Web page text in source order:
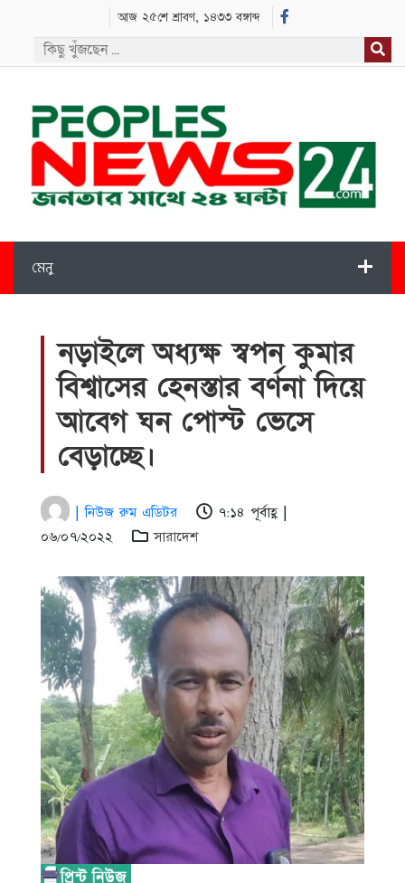
আজ ২৫শে শ্রাবণ, ১৪৩৩ বঙ্গাব্দ
মেনু
নড়াইলে অধ্যক্ষ স্বপন কুমার
বিশ্বাসের হেনস্তার বর্ণনা দিয়ে
আবেগ ঘন পোস্ট ভেসে
বেড়াচ্ছে।
| নিউজ রুম এডিটর
৭:১৪ পূর্বাহ্ণ |
০৬/০৭/২০২২
সারাদেশ